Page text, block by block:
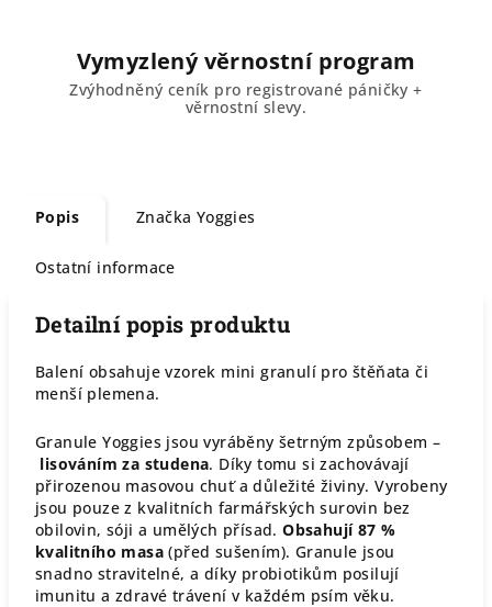
Vymyzlený věrnostní program
Zvýhodněný ceník pro registrované páničky +
věrnostní slevy.
Popis Značka Yoggies
Ostatní informace
Detailní popis produktu
Balení obsahuje vzorek mini granulí pro štěňata či
menší plemena.
Granule Yoggies jsou vyráběny šetrným způsobem –
lisováním za studena. Díky tomu si zachovávají
přirozenou masovou chuť a důležité živiny. Vyrobeny
jsou pouze z kvalitních farmářských surovin bez
obilovin, sóji a umělých přísad.Obsahují 87 %
kvalitního masa (před sušením). Granule jsou
snadno stravitelné, a díky probiotikům posilují
imunitu a zdravé trávení v každém psím věku.